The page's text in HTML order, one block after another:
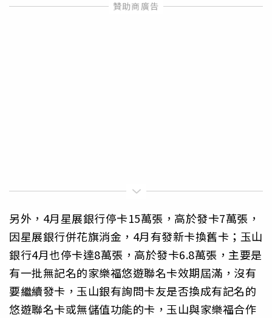
另外，4月星展銀行停卡15萬張，高於發卡7萬張，
因星展銀行併花旗消金，4月有發新卡換舊卡；玉山
銀行4月也停卡達8萬張，高於發卡6.8萬張，主要是
有一批無記名的家樂福悠遊聯名卡效期屆滿，沒有
要繼續發卡，玉山銀有詢問卡友是否換成有記名的
悠遊聯名卡或無儲值功能的卡，玉山與家樂福合作